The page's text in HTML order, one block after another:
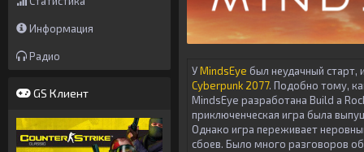
Информация
Радио
GS Клиент
УMindsEye был неудачный старт,
Cyberpunk 2077. Подобно тому,
MindsEye разработана Build a
приключенческая игра была
Однако игра переживает
сбоев. Было много разговоров